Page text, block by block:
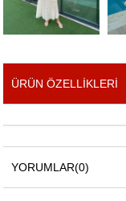
ÜRÜN ÖZELLIKLERI
YORUMLAR(0)